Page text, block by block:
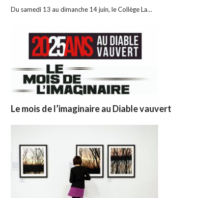
Du samedi 13 au dimanche 14 juin, le Collège La…
Le mois de l’imaginaire au Diable vauvert